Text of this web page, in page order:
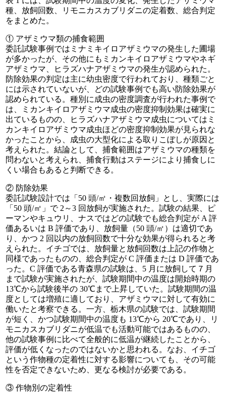
種、放飼回数、リモニカスカブリダニの定着数、総合判定
をまとめた。
① アザミウマ類の捕食範囲
委託試験事例ではミナミキイロアザミウマの発生した圃場
が多かったが、その他にもミカンキイロアザミウマやネギ
アザミウマ、ヒラズハナアザミウマの発生が認められた。
防除効果の判定は主に幼虫密度で行われており、種類ごと
には示されていないが、どの試験事例でも高い防除効果が
認められている。種別に成虫の密度調査が行われた事例で
は、ミカンキイロアザミウマ成虫の密度抑制効果は確実に
出ているものの、ヒラズハナアザミウマ成虫についてはミ
カンキイロアザミウマ成虫ほどの密度抑制効果が見られな
かったことから、成虫の大型化による取りこぼしが原因と
考えられた。結論として、捕食範囲はアザミウマの種類を
問わないと考えられ、捕食行動はステージにより捕食しに
くい場合もあると判断できる。
② 防除効果
委託試験設計では「50 頭/㎡・複数回放飼」とし、実際には
「50 頭/㎡」で 2～3 回放飼が実施された。試験の結果、ピ
ーマンやキュウリ、ナスではどの試験でも総合判定が A 評
価あるいは B 評価であり、放飼量（50 頭/㎡）は適切であ
り、かつ 2 回以内の放飼回数で十分な効果が得られると考
えられた。イチゴでは、放飼量と放飼回数は上記の作物と
同様であったものの、総合判定が C 評価または D 評価であ
った。C 評価である青森県の試験は、5 月に放飼して７月
まで試験が実施されたが、試験期間中の温度は開始時期の
13℃から試験後半の 30℃まで上昇していた。試験期間の温
度としては増殖に適しており、アザミウマに対して有効に
働いたと考察できる。一方、栃木県の試験では、試験期間
が短く、かつ試験期間中の温度も 13℃から 20℃であり、リ
モニカスカブリダニが低温でも活動可能ではあるものの、
他の試験事例に比べて全般的に低温が継続したことから、
評価が低くなったのではないかと思われる。なお、イチゴ
という作物種の定着性に対する影響についても、その可能
性を否定できないため、更なる検討が必要である。
③ 作物別の定着性